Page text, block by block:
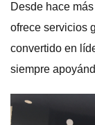
Desde hace
ofrece servicios
convertido en
siempre